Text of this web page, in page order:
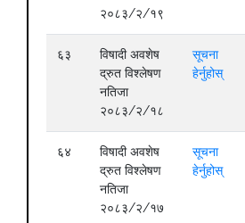
२०८३/२/१९
६३
विषादी अवशेष
द्रुत विश्लेषण
नतिजा
२०८३/२/१८
सूचना
हेर्नुहोस्
६४
विषादी अवशेष
द्रुत विश्लेषण
नतिजा
२०८३/२/१७
सूचना
हेर्नुहोस्